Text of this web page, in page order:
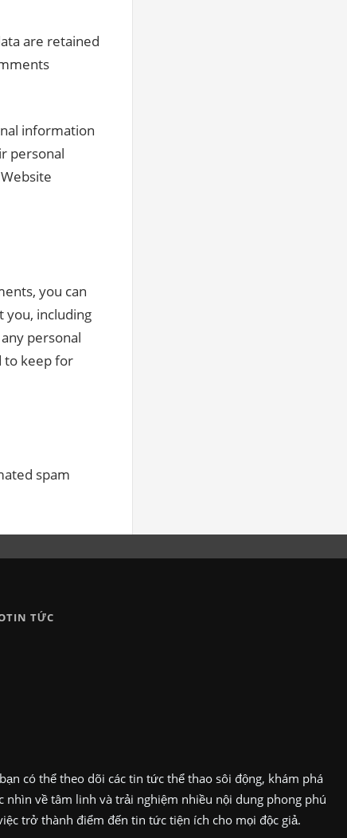
are retained
information
personal
you can
you, including
personal
to keep for
spam
TIN TỨC
có thể theo dõi các tin tức thể thao sôi động, khám phá
về tâm linh và trải nghiệm nhiều nội dung phong phú
trở thành điểm đến tin tức tiện ích cho mọi độc giả.